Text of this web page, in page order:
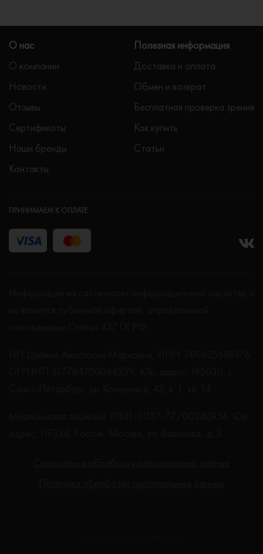
О нас
О компании
Новости
Отзывы
Сертификаты
Наши бренды
Контакты
Полезная информация
Доставка и оплата
Обмен и возврат
Бесплатная проверка зрения
Как купить
Статьи
ПРИНИМАЕМ К ОПЛАТЕ